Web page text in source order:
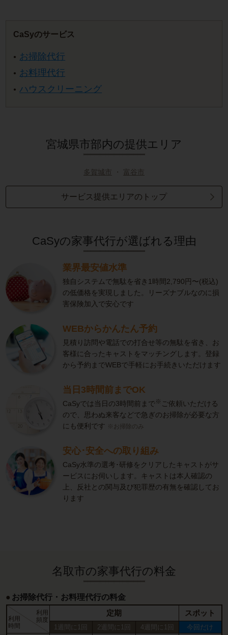
CaSyのサービス
お掃除代行
お料理代行
ハウスクリーニング
宮城県市部内の提供エリア
多賀城市 ・ 富谷市
サービス提供エリアのトップ
CaSyの家事代行が選ばれる理由
業界最安値水準
独自システムで無駄を省き1時間2,790円〜(税込)
の低価格を実現しました。リーズナブルなのに損
害保険加入で安心です
WEBからかんたん予約
見積り訪問や電話での打合せ等の無駄を省き、お
客様に合ったキャストをマッチングします。登録
から予約までWEBで手軽にお手続きいただけます
当日3時間前までOK
CaSyでは当日の3時間前まで※ ご依頼いただける
ので、思わぬ来客などで急ぎのお掃除が必要な方
にも便利です ※お掃除のみ
安心･安全への取り組み
CaSy水準の選考･研修をクリアしたキャストがサ
ービスにお伺いします。キャストは本人確認の
上、反社との関与及び犯罪歴の有無を確認してお
ります
名取市の家事代行の料金
お掃除代行・お料理代行の料金
利用
時間
利用
頻度
定期 スポット
1週間に1回 2週間に1回 4週間に1回 今回だけ